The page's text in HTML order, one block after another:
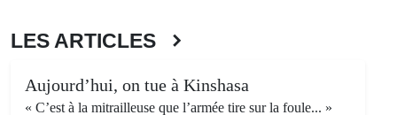
LES ARTICLES
Aujourd’hui, on tue à Kinshasa
« C’est à la mitrailleuse que l’armée tire sur la foule... »